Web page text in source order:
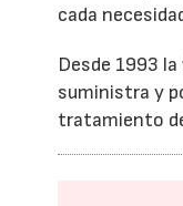
cada
Desde 1993
suministra y
tratamiento